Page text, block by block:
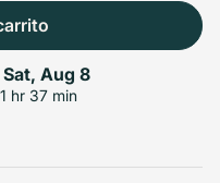
Sat, Aug 8
1 hr 37 min